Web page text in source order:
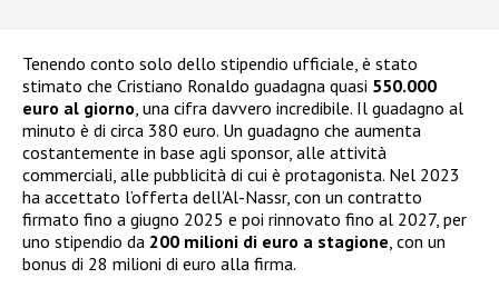
Tenendo conto solo dello stipendio ufficiale, è stato
stimato che Cristiano Ronaldo guadagna quasi 550.000
euro al giorno , una cifra davvero incredibile. Il guadagno al
minuto è di circa 380 euro. Un guadagno che aumenta
costantemente in base agli sponsor, alle attività
commerciali, alle pubblicità di cui è protagonista. Nel 2023
ha accettato l’offerta dell’Al-Nassr, con un contratto
firmato fino a giugno 2025 e poi rinnovato fino al 2027, per
uno stipendio da 200 milioni di euro a stagione , con un
bonus di 28 milioni di euro alla firma.